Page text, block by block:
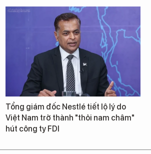
Tổng giám đốc Nestlé tiết lộ lý do
Việt Nam trở thành "thỏi nam châm"
hút công ty FDI